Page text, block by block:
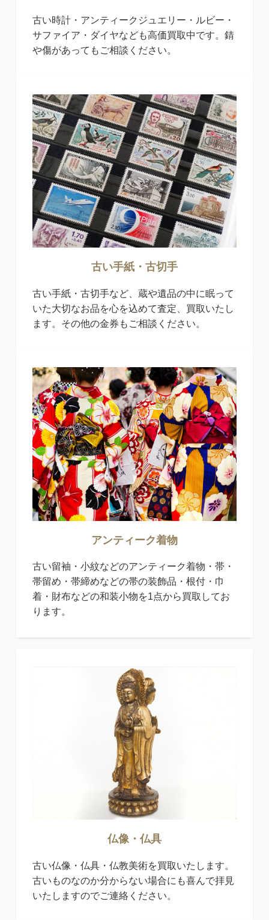
古い時計・アンティークジュエリー・ルビー・
サファイア・ダイヤなども高価買取中です。錆
や傷があってもご相談ください。
古い手紙・古切手
古い手紙・古切手など、蔵や遺品の中に眠って
いた大切なお品を心を込めて査定、買取いたし
ます。その他の金券もご相談ください。
アンティーク着物
古い留袖・小紋などのアンティーク着物・帯・
帯留め・帯締めなどの帯の装飾品・根付・巾
着・財布などの和装小物を1点から買取してお
ります。
仏像・仏具
古い仏像・仏具・仏教美術を買取いたします。
古いものなのか分からない場合にも喜んで拝見
いたしますのでご連絡ください。